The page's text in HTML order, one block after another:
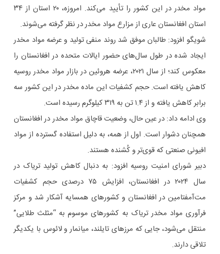
مواد مخدر در این کشور را تأیید می‌کند. امروزه، ۲۰ استان از ۳۴
استان افغانستان عاری از مزارع مواد مخدر در نظر گرفته می‌شوند.
شویگو افزود: طالبان موفق شد روند منفی تولید و عرضه مواد مخدر
ایجاد شده در طول سال‌های حضور ایالات متحده در افغانستان را
معکوس کند؛ از سال ۲۰۲۱، عرضه هروئین در بازار مواد مخدر روسیه
کاهش یافته است. حجم کشفیات این ماده مخدر در این کشور سه
برابر کاهش یافته و از ۱.۴ تن به ۳۱۹ کیلوگرم رسیده است.
وی ادامه داد: در عین حال، وضعیت قاچاق مواد مخدر در افغانستان
همچنان دشوار است. اول از همه، به دلیل استفاده گسترده از مواد
افیونی صنعتی که قوی‌تر و کُشنده هستند.
دبیر شورای امنیت روسیه افزود: به دنبال کاهش تولید تریاک در
سال ۲۰۲۴ در افغانستان، افزایش ۷۵ درصدی حجم کشفیات
مت‌آمفتامین در افغانستان و کشورهای همسایه آشکار شد و مرکز
فرآوری مواد مخدر تریاک به کشورهای موسوم به “مثلث طلایی”
منتقل می‌شود، جایی که مرزهای تایلند، میانمار و لائوس با یکدیگر
تلاقی دارند.